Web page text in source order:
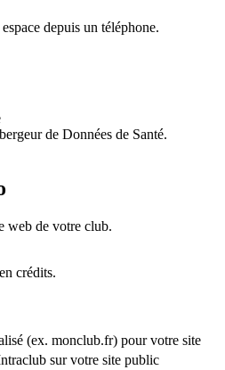
depuis un téléphone.
de Données de Santé.
web de votre club.
crédits.
(ex. monclub.fr) pour votre site
sur votre site public